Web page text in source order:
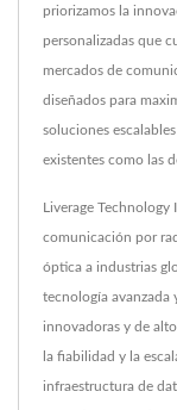
priorizamos la
personalizadas que
mercados de
diseñados para
soluciones
existentes como las
Liverage
comunicación por
óptica a industrias
tecnología avanzada
innovadoras y de
la fiabilidad y la
infraestructura de